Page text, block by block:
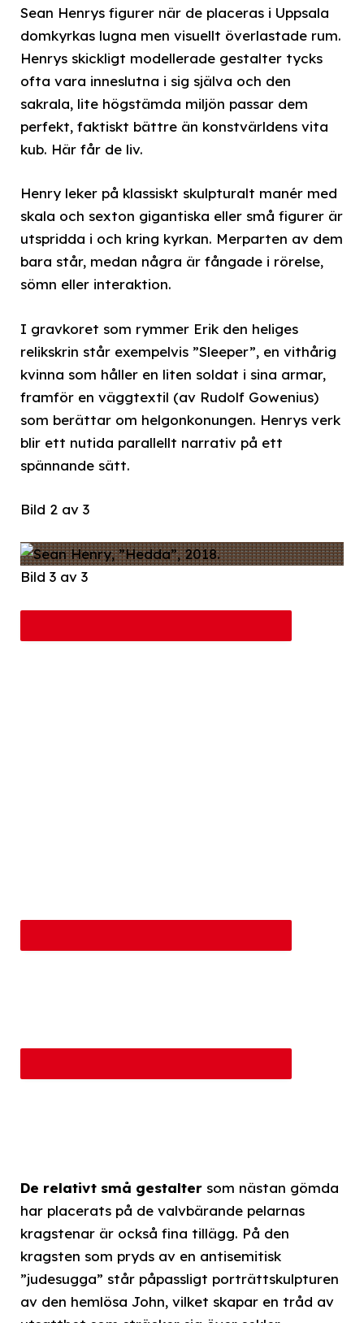
Sean Henrys figurer när de placeras i Uppsala
domkyrkas lugna men visuellt överlastade rum.
Henrys skickligt modellerade gestalter tycks
ofta vara inneslutna i sig själva och den
sakrala, lite högstämda miljön passar dem
perfekt, faktiskt bättre än konstvärldens vita
kub. Här får de liv.
Henry leker på klassiskt skulpturalt manér med
skala och sexton gigantiska eller små figurer är
utspridda i och kring kyrkan. Merparten av dem
bara står, medan några är fångade i rörelse,
sömn eller interaktion.
I gravkoret som rymmer Erik den heliges
relikskrin står exempelvis ”Sleeper”, en vithårig
kvinna som håller en liten soldat i sina armar,
framför en väggtextil (av Rudolf Gowenius)
som berättar om helgonkonungen. Henrys verk
blir ett nutida parallellt narrativ på ett
spännande sätt.
Bild 2 av 3
Bild 3 av 3
De relativt små gestalter som nästan gömda
har placerats på de valvbärande pelarnas
kragstenar är också fina tillägg. På den
kragsten som pryds av en antisemitisk
”judesugga” står påpassligt porträttskulpturen
av den hemlösa John, vilket skapar en tråd av